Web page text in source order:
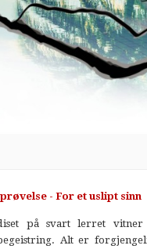
- For et uslipt sinn
på svart lerret
Alt er